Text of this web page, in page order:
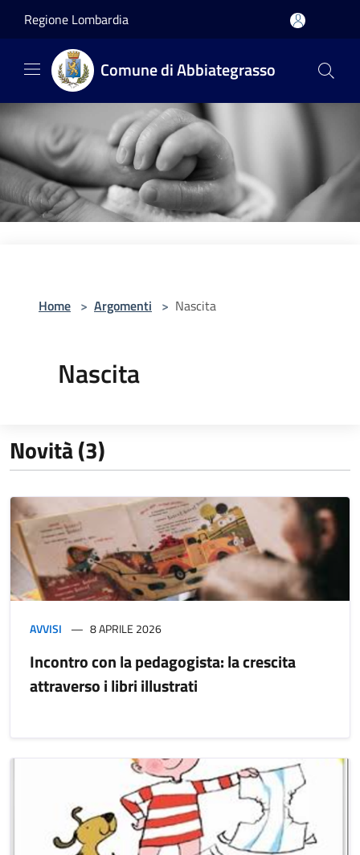
Regione Lombardia
Comune di Abbiategrasso
Home > Argomenti > Nascita
Nascita
Novità (3)
AVVISI 8 APRILE 2026
Incontro con la pedagogista: la crescita
attraverso i libri illustrati